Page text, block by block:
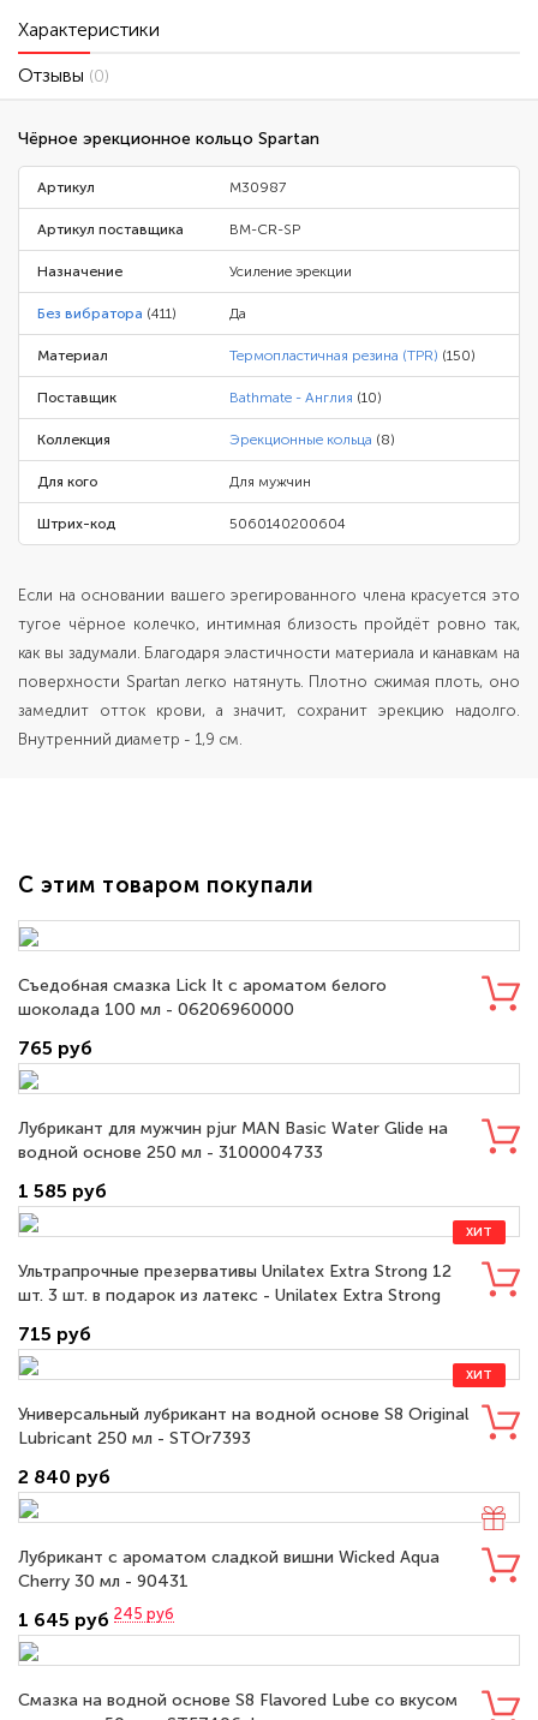
Характеристики
Отзывы (0)
Чёрное эрекционное кольцо Spartan
Артикул M30987
Артикул поставщика BM-CR-SP
Назначение Усиление эрекции
Без вибратора (411) Да
Материал Термопластичная резина (TPR) (150)
Поставщик Bathmate - Англия (10)
Коллекция Эрекционные кольца (8)
Для кого Для мужчин
Штрих-код 5060140200604
Если на основании вашего эрегированного члена красуется это
тугое чёрное колечко, интимная близость пройдёт ровно так,
как вы задумали. Благодаря эластичности материала и канавкам на
поверхности Spartan легко натянуть. Плотно сжимая плоть, оно
замедлит отток крови, а значит, сохранит эрекцию надолго.
Внутренний диаметр - 1,9 см.
С этим товаром покупали
Съедобная смазка Lick It с ароматом белого
шоколада 100 мл - 06206960000
765 руб
Лубрикант для мужчин pjur MAN Basic Water Glide на
водной основе 250 мл - 3100004733
1 585 руб
ХИТ
Ультрапрочные презервативы Unilatex Extra Strong 12
шт. 3 шт. в подарок из латекс - Unilatex Extra Strong
715 руб
ХИТ
Универсальный лубрикант на водной основе S8 Original
Lubricant 250 мл - STOr7393
2 840 руб
Лубрикант с ароматом сладкой вишни Wicked Aqua
Cherry 30 мл - 90431
1 645 руб 245 руб
Смазка на водной основе S8 Flavored Lube со вкусом